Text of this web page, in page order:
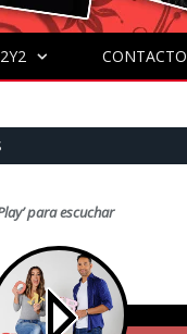
CONTACTO
para escuchar